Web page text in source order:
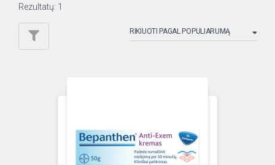
Rezultatų: 1